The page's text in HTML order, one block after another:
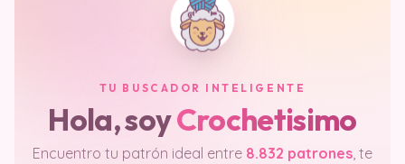
TU BUSCADOR INTELIGENTE
Hola, soyCrochetisimo
Encuentro tu patrón ideal entre 8.832 patrones, te